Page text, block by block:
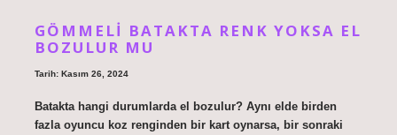
GÖMMELI BATAKTA RENK YOKSA EL
BOZULUR MU
Tarih: Kasım 26, 2024
Batakta hangi durumlarda el bozulur? Aynı elde birden
fazla oyuncu koz renginden bir kart oynarsa, bir sonraki